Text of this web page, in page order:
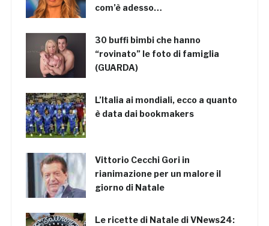
com’è adesso…
30 buffi bimbi che hanno
“rovinato” le foto di famiglia
(GUARDA)
L’Italia ai mondiali, ecco a quanto
è data dai bookmakers
Vittorio Cecchi Gori in
rianimazione per un malore il
giorno di Natale
Le ricette di Natale di VNews24: